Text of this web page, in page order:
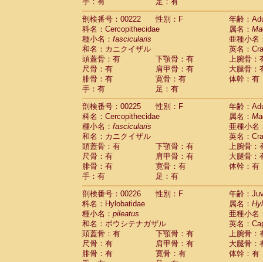
剖検番号：00222
性別：F
年齢：
科名：Cercopithecidae
属名：
種小名： fascicularis
亜種小名
和名：カニクイザル
英名：
頭蓋骨：有
下顎骨：有
上腕骨：
尺骨：有
肩甲骨：有
大腿骨：
腓骨：有
寛骨：有
体幹：有
手：有
足：有
剖検番号：00225
性別：F
年齢：
科名：Cercopithecidae
属名：
種小名： fascicularis
亜種小名
和名：カニクイザル
英名：
頭蓋骨：有
下顎骨：有
上腕骨：
尺骨：有
肩甲骨：有
大腿骨：
腓骨：有
寛骨：有
体幹：有
手：有
足：有
剖検番号：00226
性別：F
年齢：
科名：Hylobatidae
属名：
種小名： pileatus
亜種小名
和名：ボウシテナガザル
英名：
頭蓋骨：有
下顎骨：有
上腕骨：
尺骨：有
肩甲骨：有
大腿骨：
腓骨：有
寛骨：有
体幹：有